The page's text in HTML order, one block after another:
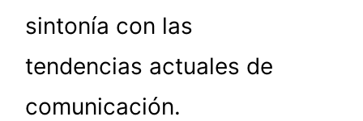
sintonía con las
tendencias actuales de
comunicación.